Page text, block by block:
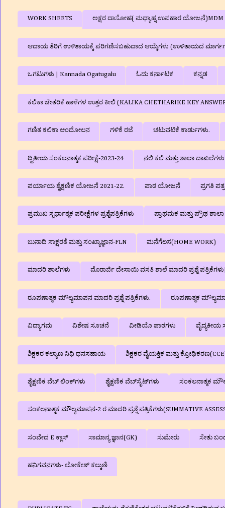
WORK SHEETS ಅಕ್ಷರ ದಾಸೋಹ( ಮಧ್ಯಾಹ್ನ ಉಪಹಾರ ಯೋಜನೆ)MDM
ಆದಾಯ ತೆರಿಗೆ ಉಳಿತಾಯಕ್ಕೆ ಪರಿಗಣಿಸಬಹುದಾದ ಆಯ್ಕೆಗಳು (ಉಳಿತಾಯದ
ಒಗಟುಗಳು | Kannada Ogatugalu ಓದು ಕರ್ನಾಟಕ ಕನ್ನಡ
ಕಲಿಕಾ ಚೇತರಿಕೆ ಹಾಳೆಗಳ ಉತ್ತರ ಕೀಲಿ (KALIKA CHETHARIKE KEY
ಗಣಿತ ಕಲಿಕಾ ಆಂದೋಲನ ಗಳಿಕೆ ರಜೆ ಚಟುವಟಿಕೆ ಕಾರ್ಡುಗಳು.
ದ್ವಿತೀಯ ಸಂಕಲನಾತ್ಮಕ ಪರೀಕ್ಷೆ-2023-24 ನಲಿ ಕಲಿ ಮತ್ತು ಶಾಲಾ ದಾಖಲೆಗಳು
ಪರ್ಯಾಯ ಶೈಕ್ಷಣಿಕ ಯೋಜನೆ 2021-22. ಪಾಠ ಯೋಜನೆ ಪ್ರಗತಿ
ಪ್ರಮುಖ ಸ್ಪರ್ಧಾತ್ಮಕ ಪರೀಕ್ಷೆಗಳ ಪ್ರಶ್ನೆಪತ್ರಿಕೆಗಳು ಪ್ರಾಥಮಕ ಮತ್ತು ಪ್ರೌಢ ಶಾಲಾ
ಬುನಾದಿ ಸಾಕ್ಷರತೆ ಮತ್ತು ಸಂಖ್ಯಾಜ್ಞಾನ-FLN ಮನೆಗೆಲಸ(HOME WORK)
ಮಾದರಿ ಶಾಲೆಗಳು ಮೊರಾರ್ಜಿ ದೇಸಾಯಿ ವಸತಿ ಶಾಲೆ ಮಾದರಿ ಪ್ರಶ್ನೆ
ರೂಪಣಾತ್ಮಕ ಮೌಲ್ಯಮಾಪನ ಮಾದರಿ ಪ್ರಶ್ನೆ ಪತ್ರಿಕೆಗಳು. ರೂಪಣಾತ್ಮಕ
ವಿದ್ಯಾಗಮ ವಿಶೇಷ ಸೂಚನೆ ವೀಡಿಯೊ ಪಾಠಗಳು ವೈದ್ಯಕೀಯ
ಶಿಕ್ಷಕರ ಕಲ್ಯಾಣ ನಿಧಿ ಧನಸಹಾಯ ಶಿಕ್ಷಕರ ವೈಯಕ್ತಿಕ ಮತ್ತು
ಶೈಕ್ಷಣಿಕ ವೆಬ್‌ ಲಿಂಕ್‌ಗಳು ಶೈಕ್ಷಣಿಕ ವೆಬ್‌ಸೈಟ್‌ಗಳು ಸಂಕಲನಾತ್ಮಕ
ಸಂಕಲನಾತ್ಮಕ ಮೌಲ್ಯಮಾಪನ-2 ರ ಮಾದರಿ ಪ್ರಶ್ನೆ ಪತ್ರಿಕೆಗಳು(SUMMATIVE
ಸಂವೇದ E ಕ್ಲಾಸ್ ಸಾಮಾನ್ಯ ಜ್ಞಾನ(GK) ಸುಮೇರು ಸೇತು
ಹನಿಗವನಗಳು- ಲೋಕೇಶ್ ಕಲ್ಕುಣಿ